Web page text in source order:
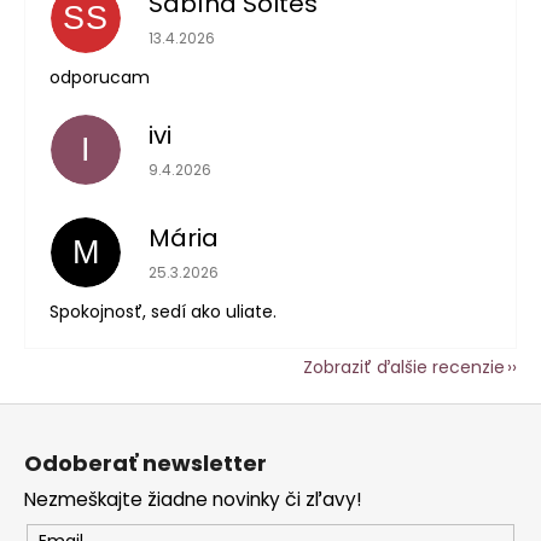
SS Hodnotenie obchodu je 5 z 5 hviezdičiek.
13.4.2026
odporucam
I ivi
Hodnotenie obchodu je 5 z 5 hviezdičiek.
9.4.2026
M Mária
Hodnotenie obchodu je 5 z 5 hviezdičiek.
25.3.2026
Spokojnosť, sedí ako uliate.
Zobraziť ďalšie recenzie
Z
Odoberať newsletter
Nezmeškajte žiadne novinky či zľavy!